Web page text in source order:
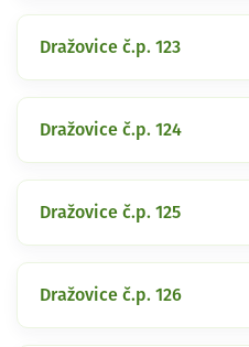
Dražovice č.p. 123
Dražovice č.p. 124
Dražovice č.p. 125
Dražovice č.p. 126